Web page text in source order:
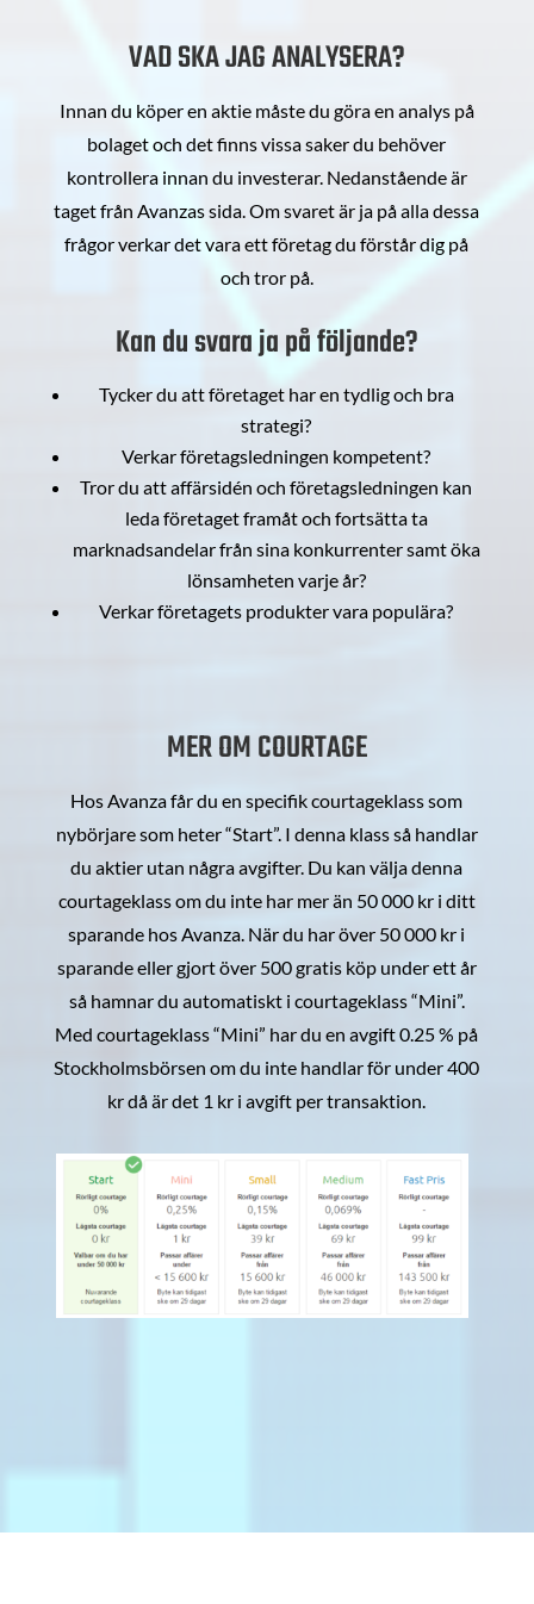
VAD SKA JAG ANALYSERA?
Innan du köper en aktie måste du göra en analys på
bolaget och det finns vissa saker du behöver
kontrollera innan du investerar. Nedanstående är
taget från Avanzas sida. Om svaret är ja på alla dessa
frågor verkar det vara ett företag du förstår dig på
och tror på.
Kan du svara ja på följande?
Tycker du att företaget har en tydlig och bra
strategi?
Verkar företagsledningen kompetent?
Tror du att affärsidén och företagsledningen kan
leda företaget framåt och fortsätta ta
marknadsandelar från sina konkurrenter samt öka
lönsamheten varje år?
Verkar företagets produkter vara populära?
MER OM COURTAGE
Hos Avanza får du en specifik courtageklass som
nybörjare som heter “Start”. I denna klass så handlar
du aktier utan några avgifter. Du kan välja denna
courtageklass om du inte har mer än 50 000 kr i ditt
sparande hos Avanza. När du har över 50 000 kr i
sparande eller gjort över 500 gratis köp under ett år
så hamnar du automatiskt i courtageklass “Mini”.
Med courtageklass “Mini” har du en avgift 0.25 % på
Stockholmsbörsen om du inte handlar för under 400
kr då är det 1 kr i avgift per transaktion.